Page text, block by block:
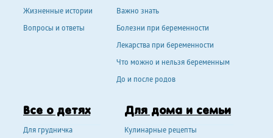
Жизненные истории
Вопросы и ответы
Важно знать
Болезни при беременности
Лекарства при беременности
Что можно и нельзя беременным
До и после родов
Все о детях
Для грудничка
Для дома и семьи
Кулинарные рецепты